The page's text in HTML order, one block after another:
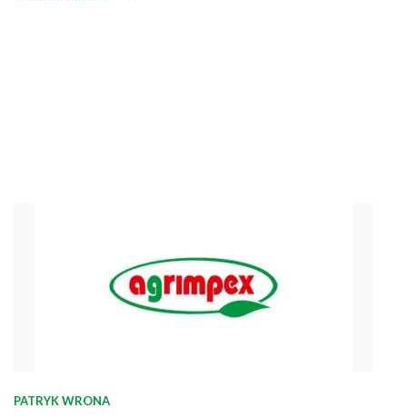
PATRYK WRONA